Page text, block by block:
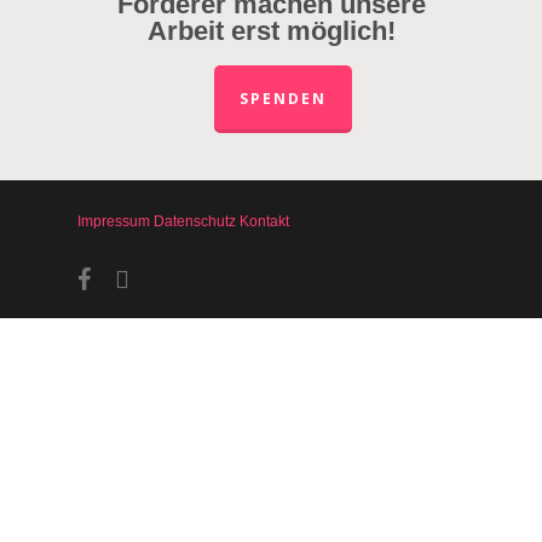
Arbeit erst möglich!
SPENDEN
Impressum Datenschutz Kontakt
facebookinstagram